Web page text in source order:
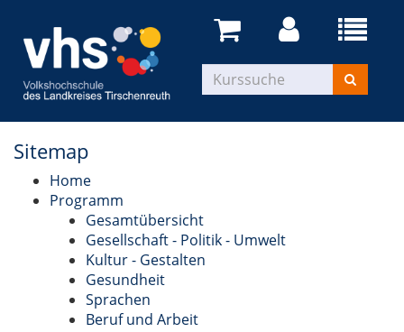
Sitemap
Home
Programm
Gesamtübersicht
Gesellschaft - Politik - Umwelt
Kultur - Gestalten
Gesundheit
Sprachen
Beruf und Arbeit